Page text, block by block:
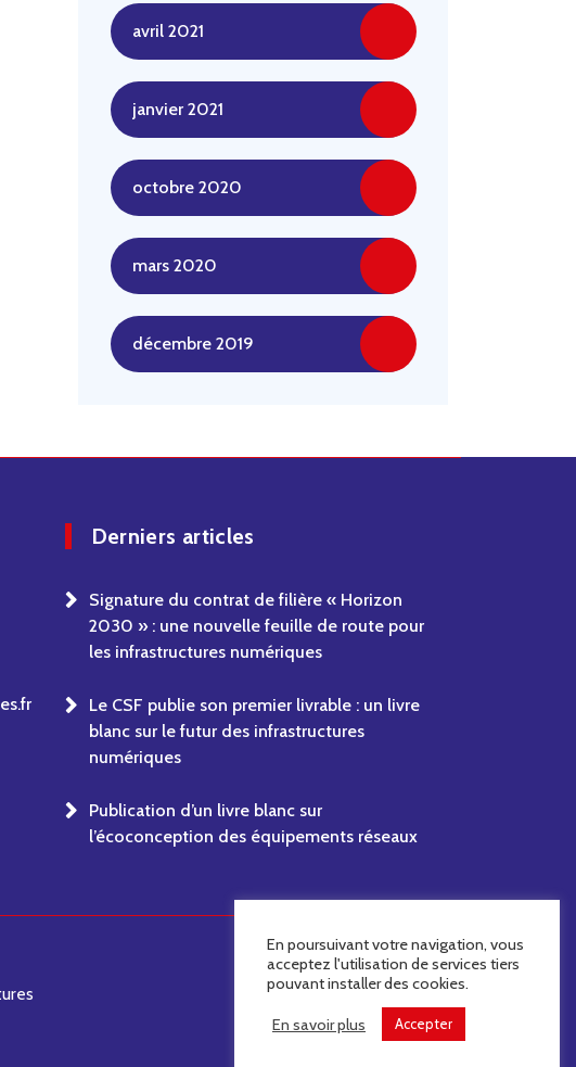
avril 2021
janvier 2021
octobre 2020
mars 2020
décembre 2019
Derniers articles
Signature du contrat de filière « Horizon
2030 » : une nouvelle feuille de route pour
les infrastructures numériques
Le CSF publie son premier livrable : un livre
blanc sur le futur des infrastructures
numériques
Publication d’un livre blanc sur
l’écoconception des équipements réseaux
Mentions légales
En poursuivant votre navigation, vous
acceptez l'utilisation de services tiers
pouvant installer des cookies.
En savoir plus Accepter